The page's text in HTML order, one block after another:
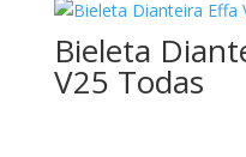
Bieleta
V25 Todas